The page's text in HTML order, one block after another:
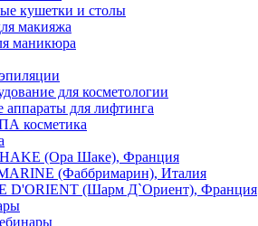
кушетки и столы
макияжа
маникюра
для косметологии
аппараты для лифтинга
косметика
(Ора Шаке), Франция
(Фаббримарин), Италия
D'ORIENT (Шарм Д`Ориент), Франция